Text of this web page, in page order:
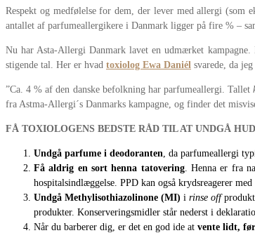
Respekt og medfølelse for dem, der lever med allergi (som
antallet af parfumeallergikere i Danmark ligger på fire % –
Nu har Asta-Allergi Danmark lavet en udmærket
stigende tal. Her er hvad toxiolog Ewa Daniél svarede, da
”Ca. 4 % af den danske befolkning har parfumeallergi. Tallet
fra Astma-Allergi´s Danmarks kampagne, og finder det
FÅ TOXIOLOGENS BEDSTE RÅD TIL AT UNDGÅ
Undgå parfume i deodoranten , da parfumeallergi
Få aldrig en sort henna tatovering. Henna er fra
hospitalsindlæggelse. PPD kan også krydsreagerer
Undgå Methylisothiazolinone (MI) i rinse off
produkter. Konserveringsmidler står nederst i
Når du barberer dig, er det en god ide at vente lidt,